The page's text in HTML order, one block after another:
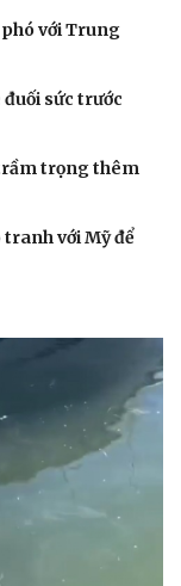
với Trung
sức trước
trọng thêm
với Mỹ để